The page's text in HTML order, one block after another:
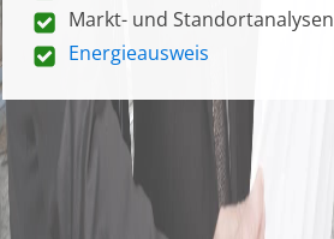
Markt- und Standortanalysen
Energieausweis